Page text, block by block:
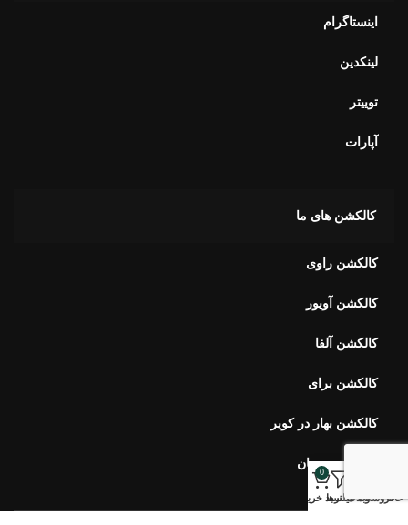
اینستاگرام
لینکدین
توییتر
آپارات
کالکشن های ما
کالکشن راوی
کالکشن آویور
کالکشن آلفا
کالکشن برای
کالکشن بهار در کویر
کالکشن مرجان
خانهفروشگاهوبلاگفیلترها
0
سبد خرید